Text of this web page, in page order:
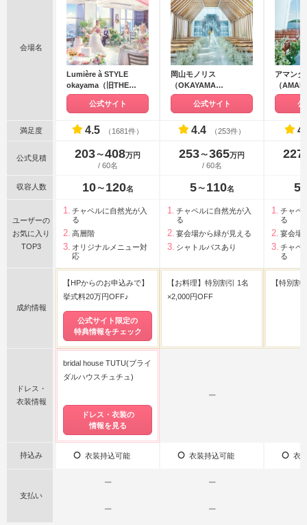
会場名
Lumière à STYLE
okayama（旧THE
STYLE）
公式サイト
岡山モノリス
（OKAYAMA
MONOLITH）
公式サイト
アマンダ
（
公
満足度 4.5 （1681件） 4.4 （253件）
公式見積 203〜408万円
/ 60名
253〜365万円
/ 60名
227
収容人数 10 〜 120名 5 〜 110名 5
ユーザーの
お気に入り
TOP3
チャペルに自然光が入
る
高層階
オリジナルメニュー対
応
チャペルに自然光が入
る
宴会場から緑が見える
シャトルバスあり
チャペ
る
宴会場
チャペ
る
成約情報
【HPからのお申込みで】
挙式料20万円OFF♪
公式サイト限定の
特典情報をチェック
【お料理】特別割引 1名
×2,000円OFF
【特別割
ドレス・
衣装情報
bridal house TUTU(ブライ
ダルハウスチュチュ)
ドレス・衣装の
情報を見る
ー
持込み 衣装持込可能 衣装持込可能 衣
支払い
ー ー
ー ー